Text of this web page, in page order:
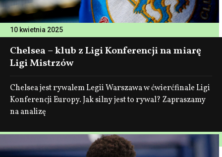
10 kwietnia 2025
Chelsea – klub z Ligi Konferencji na miarę
Ligi Mistrzów
Chelsea jest rywalem Legii Warszawa w ćwierćfinale Ligi
Konferencji Europy. Jak silny jest to rywal? Zapraszamy
na analizę